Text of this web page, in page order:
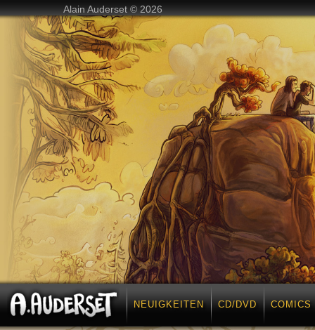
Alain Auderset © 2026
NEUIGKEITEN CD/DVD COMICS